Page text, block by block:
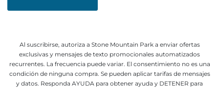
Al suscribirse, autoriza a Stone Mountain Park a enviar ofertas
exclusivas y mensajes de texto promocionales automatizados
recurrentes. La frecuencia puede variar. El consentimiento no es una
condición de ninguna compra. Se pueden aplicar tarifas de mensajes
y datos. Responda AYUDA para obtener ayuda y DETENER para